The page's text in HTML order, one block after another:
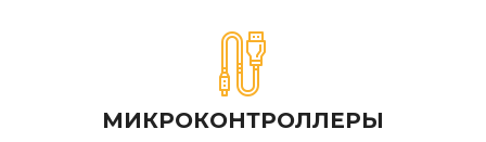
МИКРОКОНТРОЛЛЕРЫ